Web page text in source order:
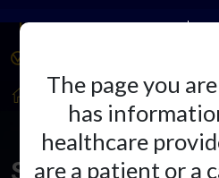
The page you
has
healthcare
are a patient or a
HealthCare Professionals
Sportmedizin